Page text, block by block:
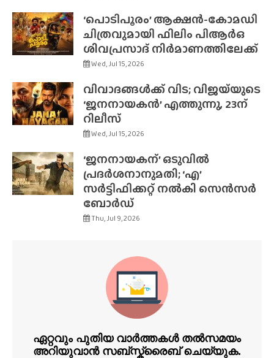
‘പൊടിപൂരം’ ആക്ഷൻ-കോമഡി
ചിത്രവുമായി ഫിലിം പിആർഒ
ശിവപ്രസാദ് നിർമാണത്തിലേക്ക്
Wed, Jul 15, 2026
വിവാദങ്ങൾക്ക് വിട; വിജയ്‌യുടെ
‘ജനനായകൻ’ എത്തുന്നു, 23ന്
റിലീസ്
Wed, Jul 15, 2026
‘ജനനായകന്’ ഒടുവിൽ
പ്രദർശനാനുമതി; ‘എ’
സർട്ടിഫിക്കറ്റ് നൽകി സെൻസർ
ബോർഡ്
Thu, Jul 9, 2026
ഏറ്റവും പുതിയ വാർത്തകൾ തൽസമയം
അറിയുവാൻ സബ്സ്ക്രൈബ് ചെയ്യുക.